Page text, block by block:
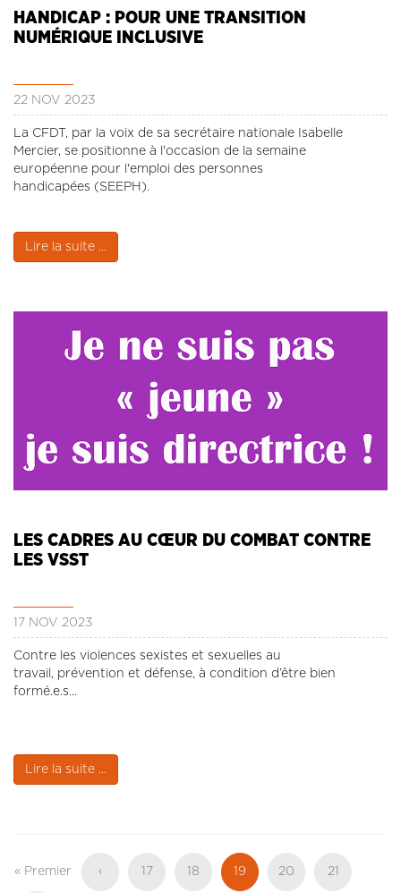
HANDICAP : POUR UNE TRANSITION
NUMÉRIQUE INCLUSIVE
22 NOV 2023
La CFDT, par la voix de sa secrétaire nationale Isabelle
Mercier, se positionne à l'occasion de la semaine
européenne pour l'emploi des personnes
handicapées (SEEPH).
Lire la suite ...
LES CADRES AU CŒUR DU COMBAT CONTRE
LES VSST
17 NOV 2023
Contre les violences sexistes et sexuelles au
travail, prévention et défense, à condition d’être bien
formé.e.s...
Lire la suite ...
Première
« Premier
Page
‹ Page
17 Page
18
Page
actuelle
19 Page
20 Page
21